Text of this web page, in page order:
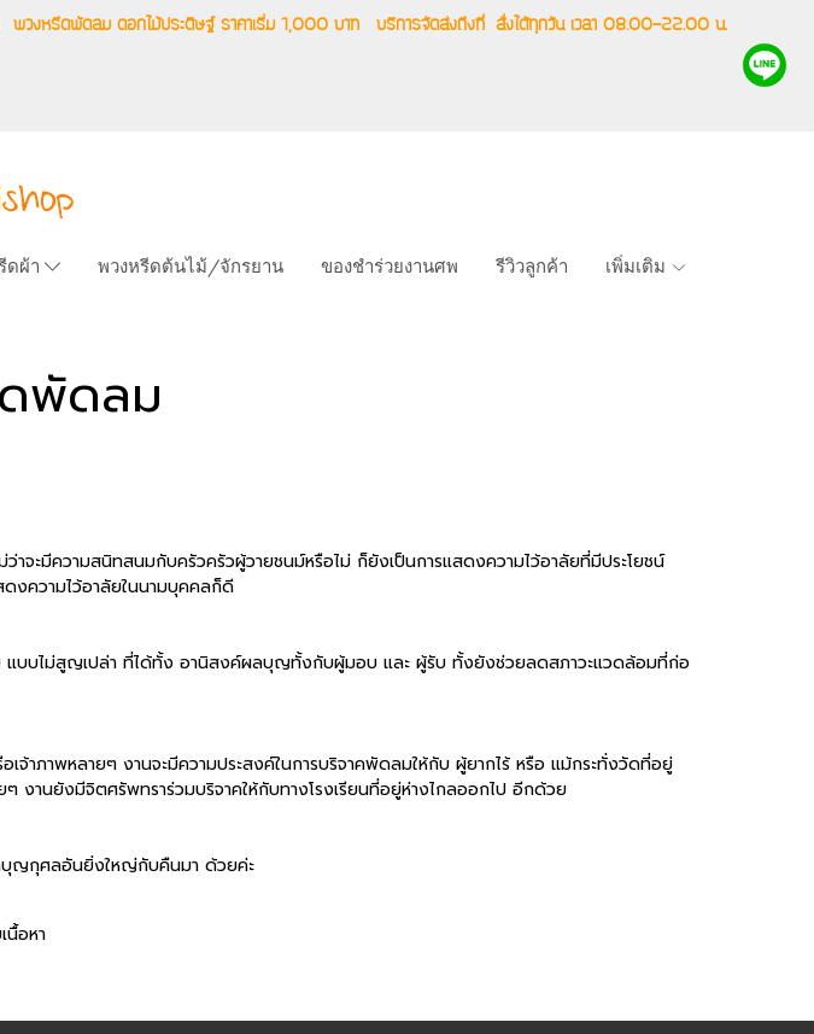
พวงหรีดพัดลม ดอกไม้ประดิษฐ์ ราคาเริ่ม 1,000 บาท บริการจัดส่งถึงที่ สั่งได้ทุกวัน เวลา 08.00-22.00 น.
ดผ้า พวงหรีดต้นไม้/จักรยาน ของชำร่วยงานศพ รีวิวลูกค้า เพิ่มเติม
พัดลม
จะมีความสนิทสนมกับครัวครัวผู้วายชนม์หรือไม่ ก็ยังเป็นการแสดงความไว้อาลัยที่มีประโยชน์
งความไว้อาลัยในนามบุคคลก็ดี
แบบไม่สูญเปล่า ที่ได้ทั้ง อานิสงค์ผลบุญทั้งกับผู้มอบ และ ผู้รับ ทั้งยังช่วยลดสภาวะแวดล้อมที่ก่อ
ภาพหลายๆ งานจะมีความประสงค์ในการบริจาคพัดลมให้กับ ผู้ยากไร้ หรือ แม้กระทั่งวัดที่อยู่
งานยังมีจิตศรัพทราร่วมบริจาคให้กับทางโรงเรียนที่อยู่ห่างไกลออกไป อีกด้วย
บุญกุศลอันยิ่งใหญ่กับคืนมา ด้วยค่ะ
นื้อหา